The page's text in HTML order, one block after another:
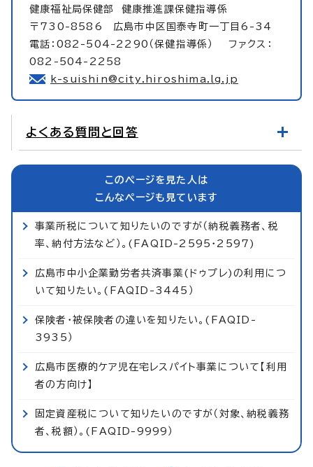
健康福祉局保健部 健康推進課保健指導係
〒730-8586 広島市中区国泰寺町一丁目6-34
電話：082-504-2290（保健指導係） ファクス：
082-504-2258
k-suishin@city.hiroshima.lg.jp
よくある質問と回答
このページを見た人は
こんなページも見ています
事業所税について知りたいのですが（納税義務者、税
率、納付方法など）。(FAQID-2595・2597)
広島市中小企業勤労者共済事業(ドゥプレ)の利用につ
いて知りたい。(FAQID-3445）
保険者・被保険者の違いを知りたい。(FAQID-
3935）
広島市医療的ケア児在宅レスパイト事業について【利用
者の方向け】
固定資産税について知りたいのですが（対象、納税義務
者、税額）。(FAQID-9999）